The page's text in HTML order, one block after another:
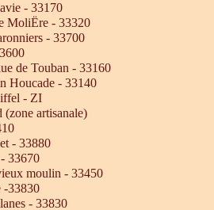
- 33170
MoliËre - 33320
- 33700
de Touban - 33160
Houcade - 33140
- ZI
artisanale)
- 33880
33670
moulin - 33450
-33830
- 33830